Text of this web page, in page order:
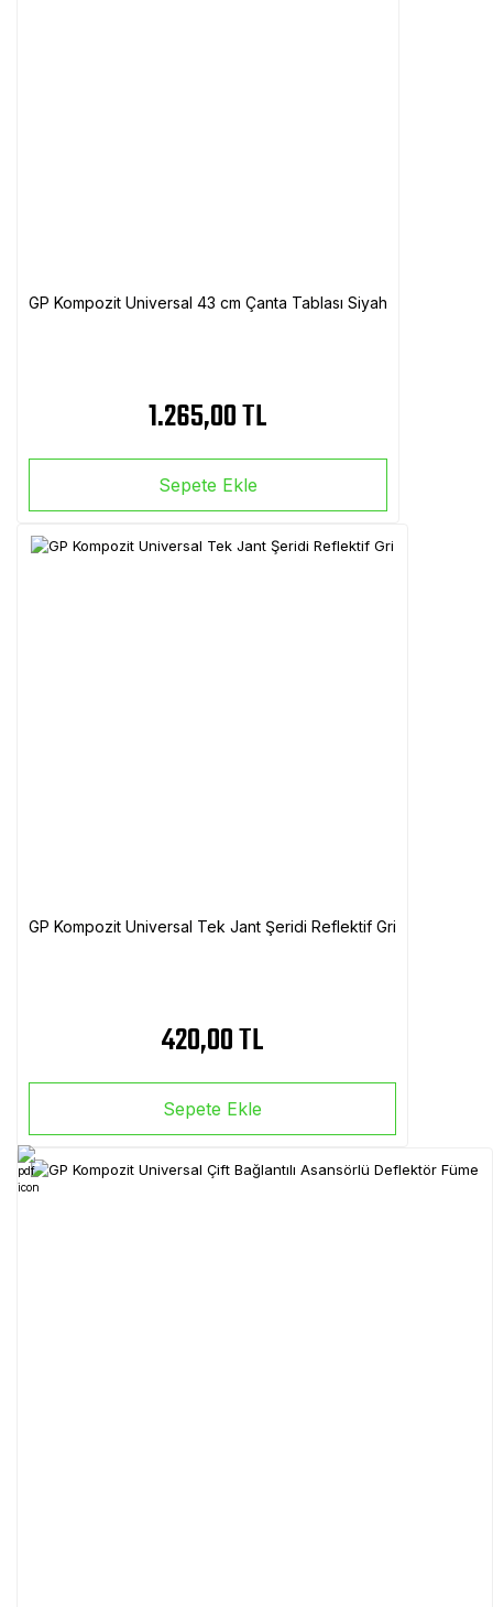
GP Kompozit Universal 43 cm Çanta Tablası Siyah
1.265,00 TL
Sepete Ekle
GP Kompozit Universal Tek Jant Şeridi Reflektif Gri
420,00 TL
Sepete Ekle